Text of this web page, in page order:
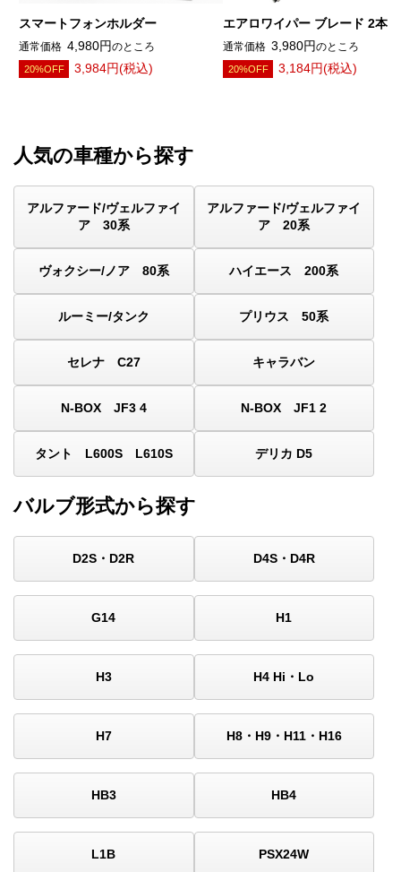
スマートフォンホルダー
通常価格 4,980円のところ
20%OFF 3,984円(税込)
エアロワイパー ブレード 2本
通常価格 3,980円のところ
20%OFF 3,184円(税込)
人気の車種から探す
アルファード/ヴェルファイ
ア 30系
アルファード/ヴェルファイ
ア 20系
ヴォクシー/ノア 80系 ハイエース 200系
ルーミー/タンク プリウス 50系
セレナ C27 キャラバン
N-BOX JF3 4 N-BOX JF1 2
タント L600S L610S デリカ D5
バルブ形式から探す
D2S・D2R D4S・D4R
G14 H1
H3 H4 Hi・Lo
H7 H8・H9・H11・H16
HB3 HB4
L1B PSX24W